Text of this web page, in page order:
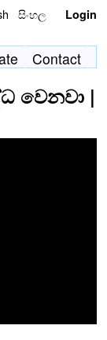
සිංහල Login
Contact
වෙනවා |